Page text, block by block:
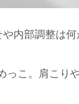
内部調整は
こ。肩こり